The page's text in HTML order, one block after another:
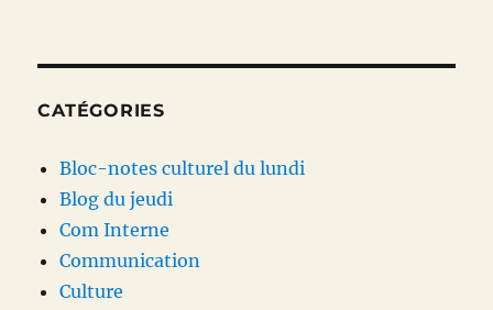
CATÉGORIES
Bloc-notes culturel du lundi
Blog du jeudi
Com Interne
Communication
Culture